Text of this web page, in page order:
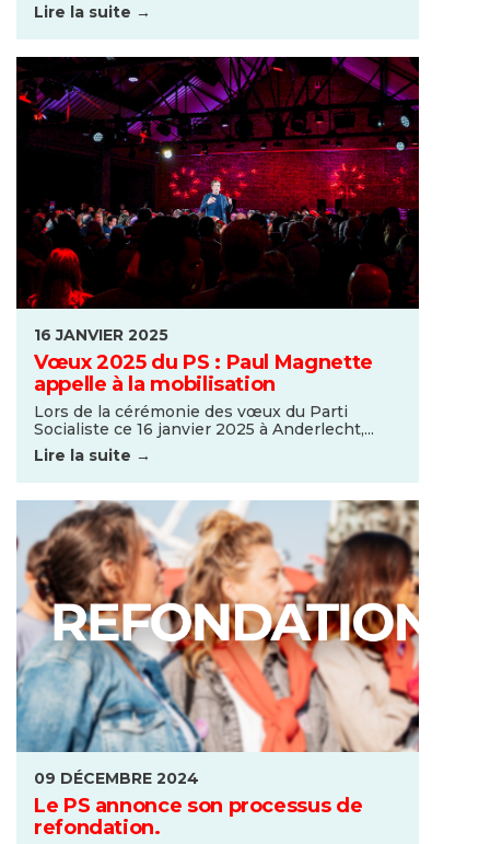
Lire la suite →
16 JANVIER 2025
Vœux 2025 du PS : Paul Magnette
appelle à la mobilisation
Lors de la cérémonie des vœux du Parti
Socialiste ce 16 janvier 2025 à Anderlecht,...
Lire la suite →
09 DÉCEMBRE 2024
Le PS annonce son processus de
refondation.